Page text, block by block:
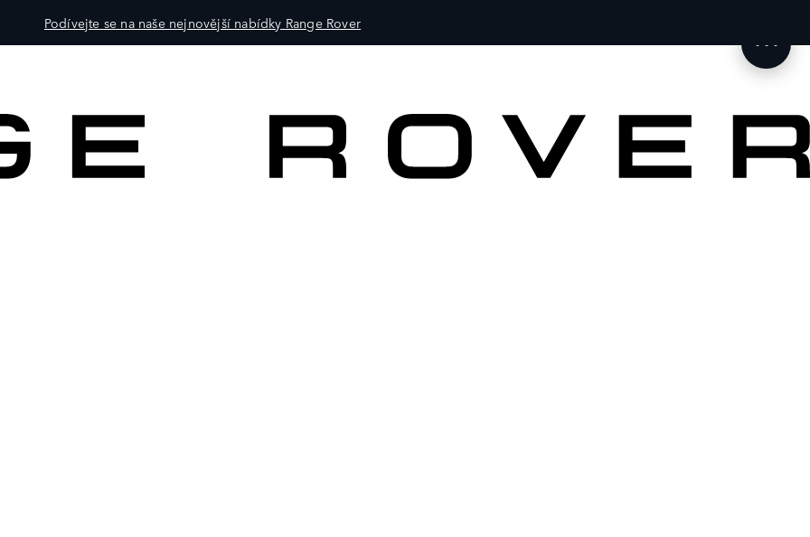
Podívejte se na naše nejnovější nabídky Range Rover